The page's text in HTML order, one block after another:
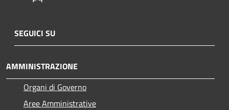
SEGUICI SU
AMMINISTRAZIONE
Organi di Governo
Aree Amministrative